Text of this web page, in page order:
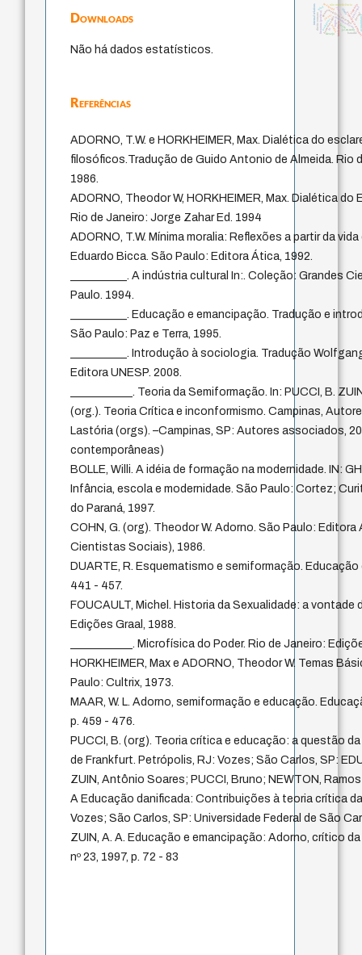
Downloads
Não há dados estatísticos.
Referências
ADORNO, T.W. e HORKHEIMER, Max. Dialética do
filosóficos.Tradução de Guido Antonio de Almeida. Rio
1986.
ADORNO, Theodor W, HORKHEIMER, Max. Dialética
Rio de Janeiro: Jorge Zahar Ed. 1994
ADORNO, T.W. Mínima moralia: Reflexões a partir da
Eduardo Bicca. São Paulo: Editora Ática, 1992.
__________. A indústria cultural In:. Coleção: Grandes
Paulo. 1994.
__________. Educação e emancipação. Tradução e
São Paulo: Paz e Terra, 1995.
__________. Introdução à sociologia. Tradução
Editora UNESP. 2008.
___________. Teoria da Semiformação. In: PUCCI, B.
(org.). Teoria Crítica e inconformismo. Campinas,
Lastória (orgs). –Campinas, SP: Autores associados,
contemporâneas)
BOLLE, Willi. A idéia de formação na modernidade. IN:
Infância, escola e modernidade. São Paulo: Cortez;
do Paraná, 1997.
COHN, G. (org). Theodor W. Adorno. São Paulo:
Cientistas Sociais), 1986.
DUARTE, R. Esquematismo e semiformação. Educação
441 - 457.
FOUCAULT, Michel. Historia da Sexualidade: a vontade
Edições Graal, 1988.
___________. Microfísica do Poder. Rio de Janeiro:
HORKHEIMER, Max e ADORNO, Theodor W. Temas
Paulo: Cultrix, 1973.
MAAR, W. L. Adorno, semiformação e educação.
p. 459 - 476.
PUCCI, B. (org). Teoria crítica e educação: a questão
de Frankfurt. Petrópolis, RJ: Vozes; São Carlos, SP:
ZUIN, Antônio Soares; PUCCI, Bruno; NEWTON,
A Educação danificada: Contribuições à teoria crítica
Vozes; São Carlos, SP: Universidade Federal de São
ZUIN, A. A. Educação e emancipação: Adorno, crítico
nº 23, 1997, p. 72 - 83
fundamentalismo
jacobi
protágoras experiência
metafísica do tempo
género idade
intolerância
homem-medida j.c.m. neto
palavra
literatura (poética) perdón leyes
violencia
guayaquil
logos
direito romano
pedagogia
lei
desejo
não maleficência
bataille
internal relations mind
therapy